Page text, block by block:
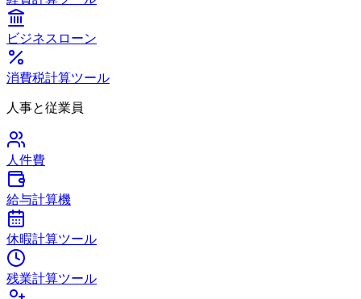
ビジネスローン
消費税計算ツール
人事と従業員
人件費
給与計算機
休暇計算ツール
残業計算ツール